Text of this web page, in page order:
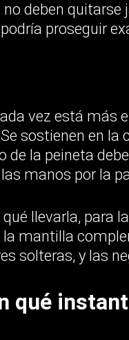
no deben
proseguir
vez está
sostienen en
la peineta
manos por la
qué llevarla,
la mantilla
solteras, y las
qué